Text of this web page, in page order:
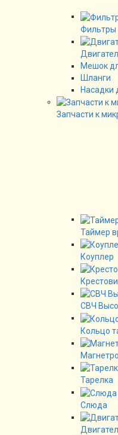
Фильтры
Мешок
Шланги
Насадки
Запчасти к
Таймер
Коуплер
СВЧ
Кольцо
Тарелка
Слюда